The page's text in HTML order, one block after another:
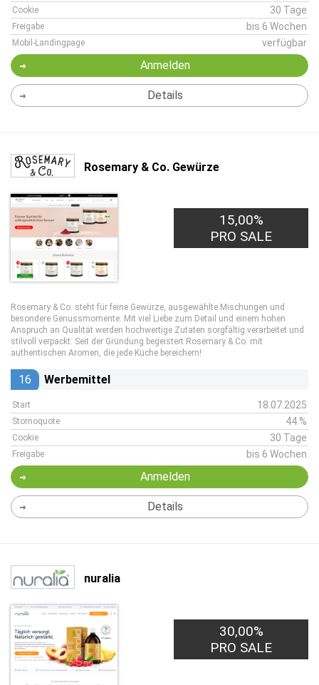
Cookie 30 Tage
Freigabe bis 6 Wochen
Mobil-Landingpage verfügbar
Anmelden
Details
Rosemary & Co. Gewürze
15,00%
PRO SALE
Rosemary & Co. steht für feine Gewürze, ausgewählte Mischungen und
besondere Genussmomente. Mit viel Liebe zum Detail und einem hohen
Anspruch an Qualität werden hochwertige Zutaten sorgfältig verarbeitet und
stilvoll verpackt. Seit der Gründung begeistert Rosemary & Co. mit
authentischen Aromen, die jede Küche bereichern!
16 Werbemittel
Start 18.07.2025
Stornoquote 44 %
Cookie 30 Tage
Freigabe bis 6 Wochen
Anmelden
Details
nuralia
30,00%
PRO SALE